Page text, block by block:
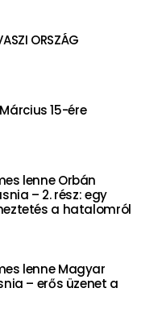
ORSZÁG
15-ére
lenne Orbán
– 2. rész: egy
a hatalomról
lenne Magyar
– erős üzenet a